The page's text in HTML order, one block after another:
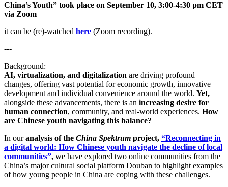
China’s Youth” took place on September 10, 3:00-4:30 pm CET
via Zoom
it can be (re)-watched here (Zoom recording).
---
Background:
AI, virtualization, and digitalization are driving profound
changes, offering vast potential for economic growth, innovative
development and individual convenience around the world. Yet,
alongside these advancements, there is an increasing desire for
human connection, community, and real-world experiences. How
are Chinese youth navigating this balance?
In ouranalysis of the China Spektrum project, “Reconnecting in
a digital world: How Chinese youth navigate the decline of local
communities”, we have explored two online communities from the
China’s major cultural social platform Douban to highlight examples
of how young people in China are coping with these challenges.